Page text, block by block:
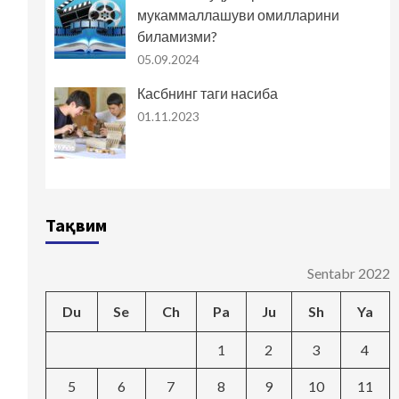
мукаммаллашуви омилларини
биламизми?
05.09.2024
Касбнинг таги насиба
01.11.2023
Тақвим
Sentabr 2022
Du Se Ch Pa Ju Sh Ya
1 2 3 4
5 6 7 8 9 10 11